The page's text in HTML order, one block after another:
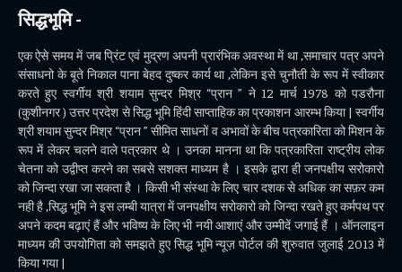
सिद्धभूमि -
एक ऐसे समय में जब प्रिंट एवं मुद्रण अपनी प्रारंभिक अवस्था में था ,समाचार पत्र अपने
संसाधनो के बूते निकाल पाना बेहद दुष्कर कार्य था ,लेकिन इसे चुनौती के रूप में स्वीकार
करते हुए स्वर्गीय श्री शयाम सुन्दर मिश्र “प्रान ” ने 12 मार्च 1978 को पडरौना
(कुशीनगर ) उत्तर प्रदेश से सिद्ध भूमि हिंदी साप्ताहिक का प्रकाशन आरम्भ किया | स्वर्गीय
श्री शयाम सुन्दर मिश्र “प्रान ” सीमित साधनों व अभावों के बीच पत्रकारिता को मिशन के
रूप में लेकर चलने वाले पत्रकार थे । उनका मानना था कि पत्रकारिता राष्ट्रीय लोक
चेतना को उद्वीप्त करने का सबसे सशक्त माध्यम है । इसके द्वारा ही जनपक्षीय सरोकारो
को जिन्दा रखा जा सकता है । किसी भी संस्था के लिए चार दशक से अधिक का सफ़र कम
नही है ,सिद्ध भूमि ने इस लम्बी यात्रा में जनपक्षीय सरोकारो को जिन्दा रखते हुए कर्मपथ पर
अपने कदम बढ़ाएं हैं और भविष्य के लिए भी नयी आशाएं और उम्मीदें जगाई हैं । ऑनलाइन
माध्यम की उपयोगिता को समझते हुए सिद्ध भूमि न्यूज़ पोर्टल की शुरुवात जुलाई 2013 में
किया गया |